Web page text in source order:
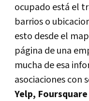
ocupado está el
barrios o
esto desde el
página de una
mucha de esa
asociaciones con
Yelp,